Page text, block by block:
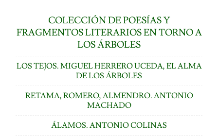
COLECCIÓN DE POESÍAS Y
FRAGMENTOS LITERARIOS EN TORNO A
LOS ÁRBOLES
LOS TEJOS. MIGUEL HERRERO UCEDA, EL ALMA
DE LOS ÁRBOLES
RETAMA, ROMERO, ALMENDRO. ANTONIO
MACHADO
ÁLAMOS. ANTONIO COLINAS